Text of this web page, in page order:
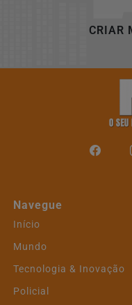
CRIAR
Navegue
Início
Mundo
Tecnologia & Inovação
Policial